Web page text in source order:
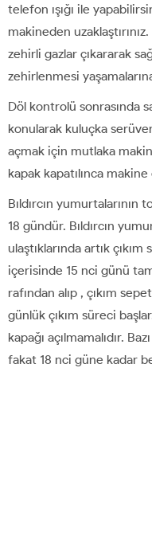
telefon ışığı ile
makineden
zehirli gazlar çıkararak
zehirlenmesi
Döl kontrolü sonrasında
konularak kuluçka
açmak için mutlaka
kapak kapatılınca makine
Bıldırcın
18 gündür. Bıldırcın
ulaştıklarında artık
içerisinde 15 nci günü
rafından alıp , çıkım
günlük çıkım süreci
kapağı açılmamalıdır.
fakat 18 nci güne kadar